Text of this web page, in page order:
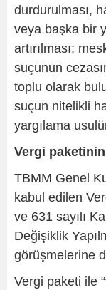
durdurulması,
veya başka bir
artırılması;
suçunun
toplu olarak
suçun nitelikli
yargılama
Vergi
TBMM Genel
kabul edilen
ve 631 sayılı
Değişiklik
görüşmelerine
Vergi paketi ile